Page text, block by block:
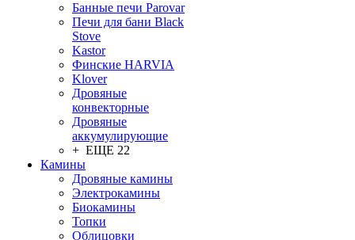
Банные печи Parovar
Печи для бани Black
Stove
Kastor
Финские HARVIA
Klover
Дровяные
конвекторные
Дровяные
аккумулирующие
+ ЕЩЕ 22
Камины
Дровяные камины
Электрокамины
Биокамины
Топки
Облицовки